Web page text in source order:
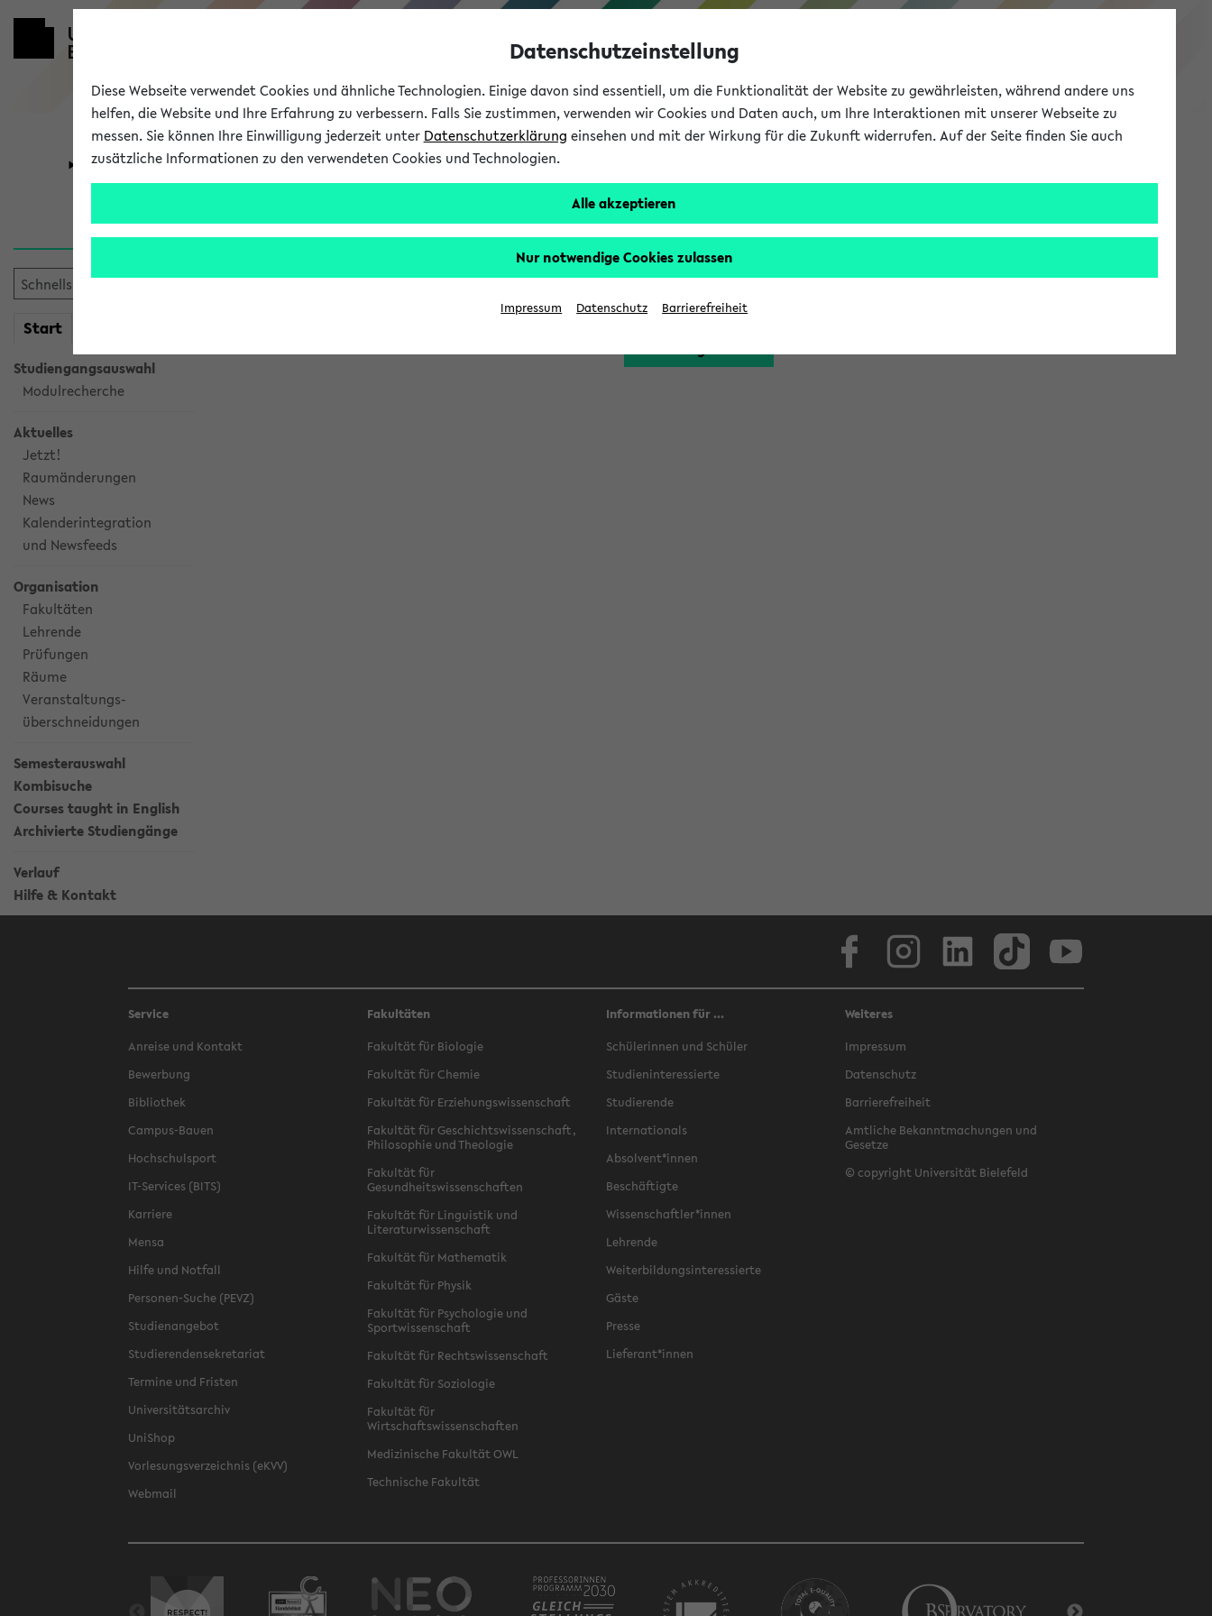
eKVV
Universität Forschung Studium
Start
Studiengangsauswahl
Modulrecherche
Aktuelles
Jetzt!
Raumänderungen
News
Kalenderintegration
und Newsfeeds
Organisation
Fakultäten
Lehrende
Prüfungen
Räume
Veranstaltungs-
überschneidungen
Semesterauswahl
Kombisuche
Courses taught in English
Archivierte Studiengänge
Verlauf
Hilfe & Kontakt
Sie möchten auf eine eKVV Funktion zugreifen, die Ihnen erst nach einer Anmeldung am System zur Verfügung steht.
Bitte melden Sie sich an:
Service
Anreise und Kontakt
Bewerbung
Bibliothek
Campus-Bauen
Hochschulsport
IT-Services (BITS)
Karriere
Mensa
Hilfe und Notfall
Personen-Suche (PEVZ)
Studienangebot
Studierendensekretariat
Termine und Fristen
Universitätsarchiv
UniShop
Vorlesungsverzeichnis (eKVV)
Webmail
Fakultäten
Fakultät für Biologie
Fakultät für Chemie
Fakultät für Erziehungswissenschaft
Fakultät für Geschichtswissenschaft,
Philosophie und Theologie
Fakultät für
Gesundheitswissenschaften
Fakultät für Linguistik und
Literaturwissenschaft
Fakultät für Mathematik
Fakultät für Physik
Fakultät für Psychologie und
Sportwissenschaft
Fakultät für Rechtswissenschaft
Fakultät für Soziologie
Fakultät für
Wirtschaftswissenschaften
Medizinische Fakultät OWL
Technische Fakultät
Informationen für ...
Schülerinnen und Schüler
Studieninteressierte
Studierende
Internationals
Absolvent*innen
Beschäftigte
Wissenschaftler*innen
Lehrende
Weiterbildungsinteressierte
Gäste
Presse
Lieferant*innen
Weiteres
Impressum
Datenschutz
Barrierefreiheit
Amtliche Bekanntmachungen und
Gesetze
© copyright Universität Bielefeld
Datenschutzeinstellung
Diese Webseite verwendet Cookies und ähnliche Technologien. Einige davon sind essentiell, um die Funktionalität der Website zu gewährleisten, während andere uns
helfen, die Website und Ihre Erfahrung zu verbessern. Falls Sie zustimmen, verwenden wir Cookies und Daten auch, um Ihre Interaktionen mit unserer Webseite zu
messen. Sie können Ihre Einwilligung jederzeit unter Datenschutzerklärung einsehen und mit der Wirkung für die Zukunft widerrufen. Auf der Seite finden Sie auch
zusätzliche Informationen zu den verwendeten Cookies und Technologien.
Alle akzeptieren
Nur notwendige Cookies zulassen
Impressum Datenschutz Barrierefreiheit